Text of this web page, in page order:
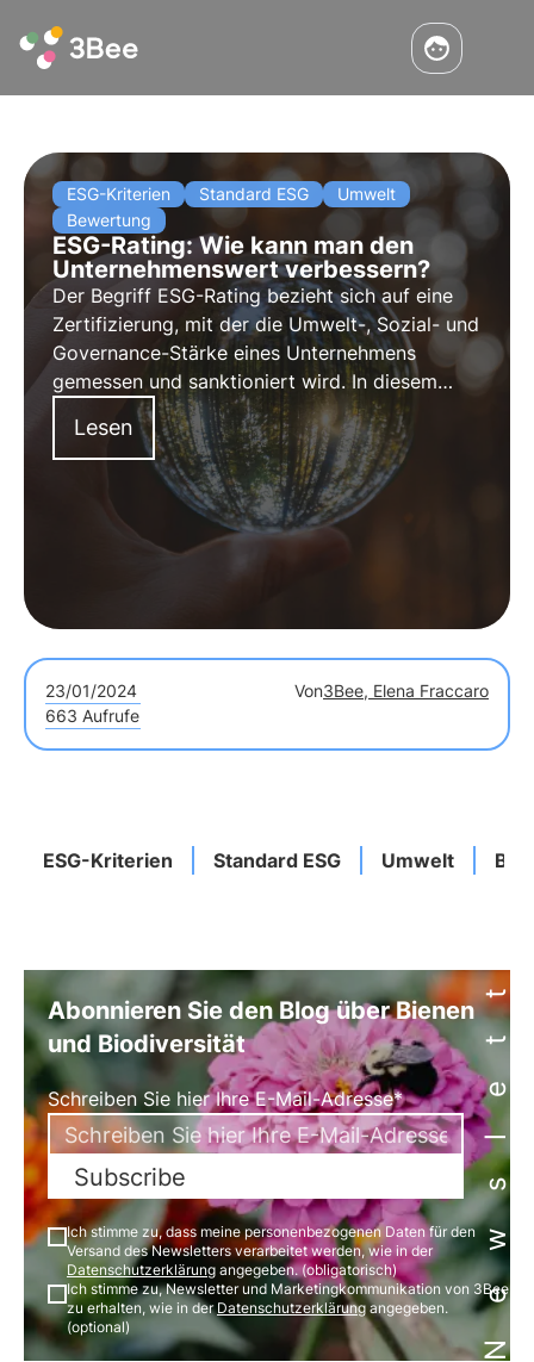
ESG-Kriterien Standard ESG
Umwelt
Bewertung
ESG-Rating: Wie kann man den
Unternehmenswert verbessern?
Der Begriff ESG-Rating bezieht sich auf eine
Zertifizierung, mit der die Umwelt-, Sozial- und
Governance-Stärke eines Unternehmens
gemessen und sanktioniert wird. In diesem
Artikel erfahren wir, wie das Rating berechnet
wird und wie man das ESG-Rating verbessern
kann.
Lesen
23/01/2024 Von3Bee, Elena Fraccaro
663 Aufrufe
ESG-Kriterien Standard ESG Umwelt Newsletter
Abonnieren Sie den Blog über Bienen
und Biodiversität
Schreiben Sie hier Ihre E-Mail-Adresse*
Subscribe
Ich stimme zu, dass meine personenbezogenen Daten für den
Versand des Newsletters verarbeitet werden, wie in der
Datenschutzerklärung angegeben. (obligatorisch)
Ich stimme zu, Newsletter und Marketingkommunikation von 3Bee
zu erhalten, wie in derDatenschutzerklärungangegeben.
(optional)